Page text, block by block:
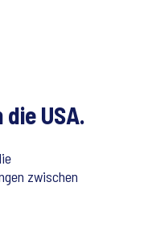
USA.
zwischen